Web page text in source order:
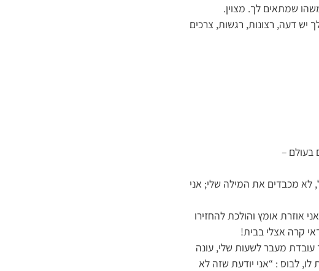
שמתאים לך. מצוין.
יש דעה, רצונות, רגשות, צרכים
בעולם –
לא מכבדים את המילה שלי; אני
אוזרת אומץ והולכת להחזירו
קרה אצלי בבית!
מעבר לשעות שלי, עונה
לבוס : “אני יודעת שזה לא